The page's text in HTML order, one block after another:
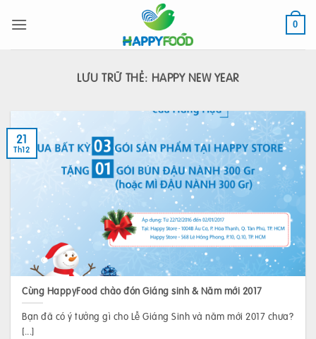
qua
0
LƯU TRỮ THẺ: HAPPY NEW YEAR
Cùng HappyFood chào đón Giáng sinh & Năm mới 2017
Bạn đã có ý tưởng gì cho Lễ Giáng Sinh và năm mới 2017 chưa?
[...]
21
Th12